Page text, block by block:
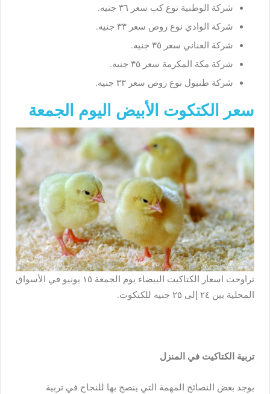
شركة الوطنية نوع كب سعر ٣٦ جنيه.
شركة الوادي نوع روص سعر ٣٣ جنيه.
شركة العناني سعر ٣٥ جنيه.
شركة مكة المكرمة سعر ٣٥ جنيه.
شركة طنبول نوع روص سعر ٣٣ جنيه.
سعر الكتكوت الأبيض اليوم الجمعة
تراوحت اسعار الكتاكيت البيضاء يوم الجمعة ١٥ يونيو في الأسواق
المحلية بين ٢٤ إلى ٢٥ جنيه للكتكوت.
تربية الكتاكيت في المنزل
يوجد بعض النصائح المهمة التي ينصح بها للنجاح في تربية